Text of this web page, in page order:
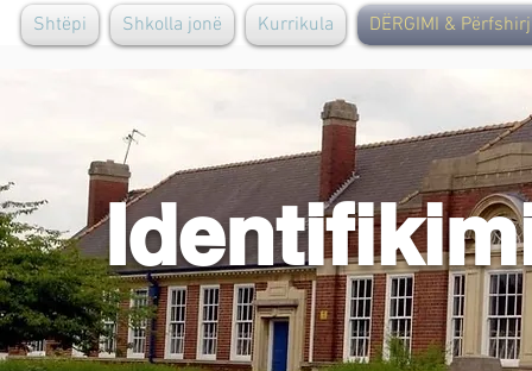
Shtëpi Shkolla jonë Kurrikula DËRGIMI &